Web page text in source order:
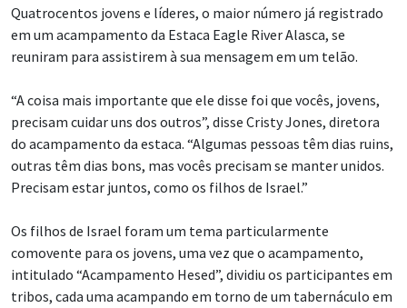
Quatrocentos jovens e líderes, o maior número já registrado
em um acampamento da Estaca Eagle River Alasca, se
reuniram para assistirem à sua mensagem em um telão.
“A coisa mais importante que ele disse foi que vocês, jovens,
precisam cuidar uns dos outros”, disse Cristy Jones, diretora
do acampamento da estaca. “Algumas pessoas têm dias ruins,
outras têm dias bons, mas vocês precisam se manter unidos.
Precisam estar juntos, como os filhos de Israel.”
Os filhos de Israel foram um tema particularmente
comovente para os jovens, uma vez que o acampamento,
intitulado “Acampamento Hesed”, dividiu os participantes em
tribos, cada uma acampando em torno de um tabernáculo em